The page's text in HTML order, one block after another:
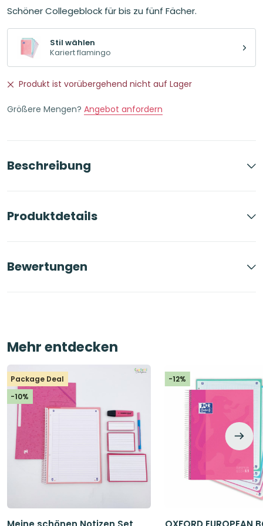
Preis
war:
11,49€
Preis
ist:
10,11€.
Schöner Collegeblock für bis zu fünf Fächer.
Stil wählen
Kariert flamingo
Produkt ist vorübergehend nicht auf Lager
Größere Mengen? Angebot anfordern
Beschreibung
Produktdetails
Bewertungen
Mehr entdecken
Package Deal
-10%
-12%